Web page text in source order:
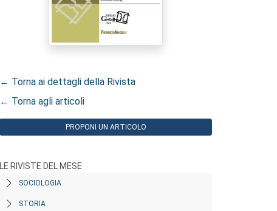
← Torna ai dettagli della Rivista
← Torna agli articoli
PROPONI UN ARTICOLO
LE RIVISTE DEL MESE
SOCIOLOGIA
STORIA